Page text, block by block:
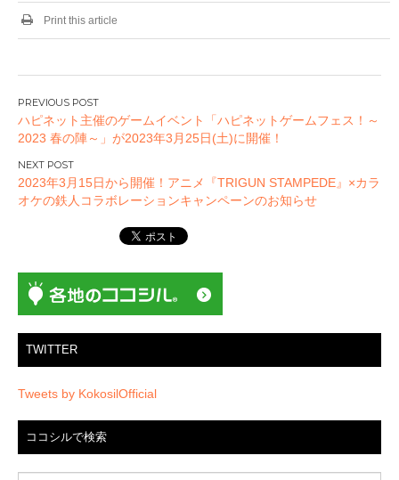
Print this article
投
稿
ナ
ビ
ゲ
ン
ハピネット主催のゲームイベント「ハピネットゲームフェス！～
2023 春の陣～」が2023年3月25日(土)に開催！
2023年3月15日から開催！アニメ『TRIGUN STAMPEDE』×カラ
オケの鉄人コラボレーションキャンペーンのお知らせ
TWITTER
Tweets by KokosilOfficial
ココシルで検索